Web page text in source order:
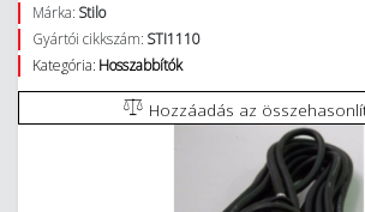
Márka: Stilo
Gyártói cikkszám: STI1110
Kategória: Hosszabbítók
Hozzáadás az